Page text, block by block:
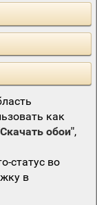
как
обои",
статус во
в